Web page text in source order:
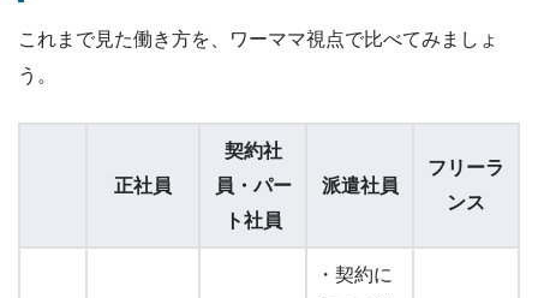
これまで見た働き方を、ワーママ視点で比べてみましょ
う。
正社員
契約社
員・パー
ト社員
派遣社員
フリーラ
ンス
・契約に